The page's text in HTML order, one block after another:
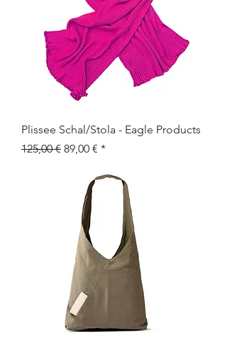
Plissee Schal/Stola - Eagle Products
Standardpreis
125,00 € Sale-Preis
89,00 €